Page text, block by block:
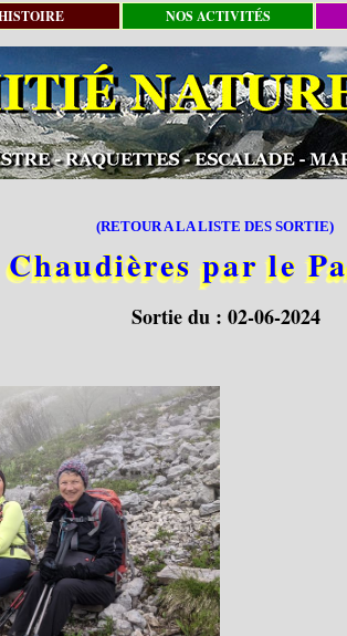
NOS ACTIVITÉS
(RETOUR A LA LISTE DES SORTIE)
Chaudières par le
Sortie du : 02-06-2024